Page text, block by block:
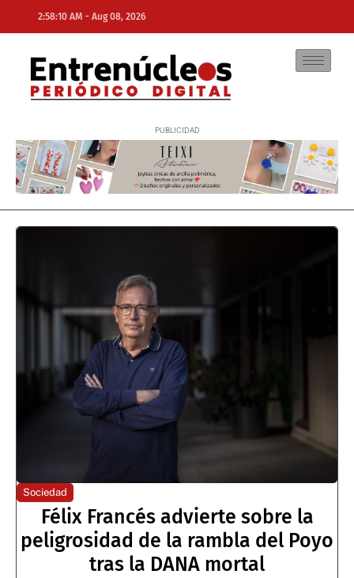
2:58:10 AM - Aug 08, 2026
NE
Sociedad
Félix Francés advierte sobre la
peligrosidad de la rambla del Poyo
tras la DANA mortal